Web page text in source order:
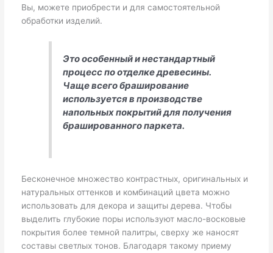
Вы, можете приобрести и для самостоятельной
обработки изделий.
Это особенный и нестандартный
процесс по отделке древесины.
Чаще всего браширование
используется в производстве
напольных покрытий для получения
брашированного паркета.
Бесконечное множество контрастных, оригинальных и
натуральных оттенков и комбинаций цвета можно
использовать для декора и защиты дерева. Чтобы
выделить глубокие поры используют масло-восковые
покрытия более темной палитры, сверху же наносят
составы светлых тонов. Благодаря такому приему